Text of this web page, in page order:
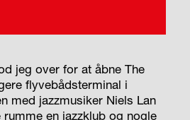
jeg over for at åbne The
flyvebådsterminal i
med jazzmusiker Niels Lan
en jazzklub og nogle